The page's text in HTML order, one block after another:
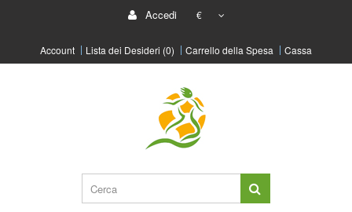
Accedi €
Account Lista dei Desideri (0) Carrello della Spesa Cassa